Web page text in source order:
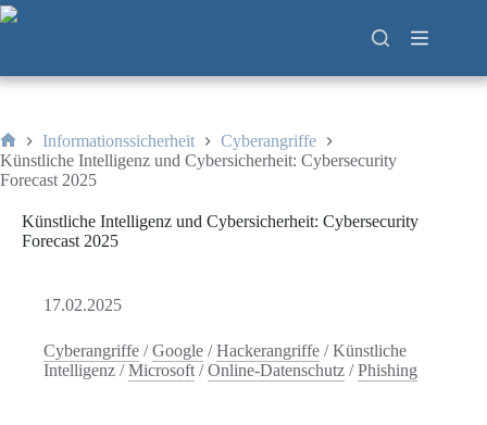
Zum
Inhalt
Start
Informationssicherheit
Cyberangriffe
Künstliche Intelligenz und Cybersicherheit: Cybersecurity
Forecast 2025
Künstliche Intelligenz und Cybersicherheit: Cybersecurity
Forecast 2025
17.02.2025
Cyberangriffe /Google /Hackerangriffe /Künstliche
Intelligenz /Microsoft /Online-Datenschutz /Phishing